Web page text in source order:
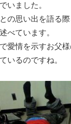
いました。
の思い出を語る際
べています。
愛情を示すお父
いるのですね。